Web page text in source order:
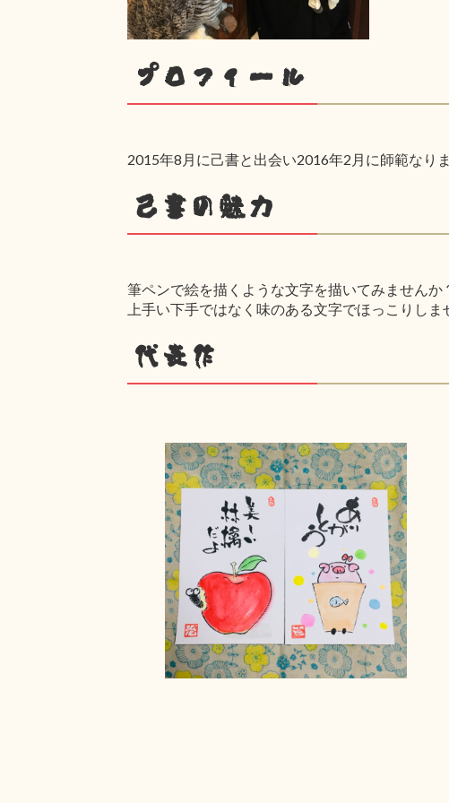
プロフィール
2015年8月に己書と出会い2016年2月に師範なりま
己書の魅力
筆ペンで絵を描くような文字を描いてみませんか
上手い下手ではなく味のある文字でほっこりしま
代表作